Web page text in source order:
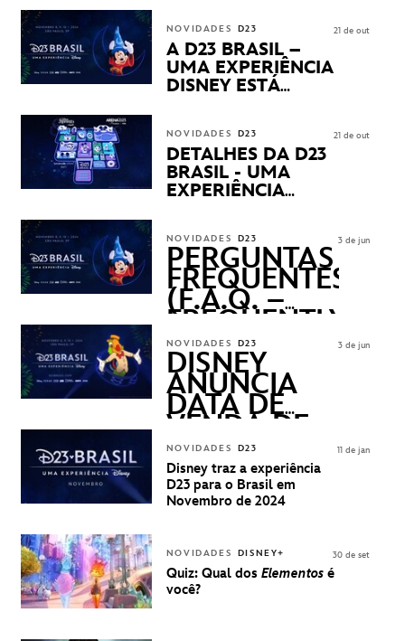
APRESENTAÇÕES E
PRODUTOS EXCLUSIVOS
NO TRANSAMÉRICA EXPO
CENTER EM SÃO PAULO
NOVIDADES D23
A D23 BRASIL –
UMA EXPERIÊNCIA
DISNEY ESTÁ
21 de out
NOVIDADES D23
DETALHES DA D23
BRASIL - UMA
EXPERIÊNCIA
21 de out
NOVIDADES D23
PERGUNTAS
FREQUENTES
(F.A.Q. –
FREQUENTLY
ASKED
QUESTIONS)
3 de jun
NOVIDADES D23
DISNEY
ANUNCIA
DATA DE
VENDA DE
INGRESSOS
PARA A D23
BRASIL -
UMA
DISNEY
3 de jun
NOVIDADES D23
Disney traz a experiência
D23 para o Brasil em
Novembro de 2024
11 de jan
NOVIDADES DISNEY+
Quiz: Qual dos Elementos é
você?
30 de set